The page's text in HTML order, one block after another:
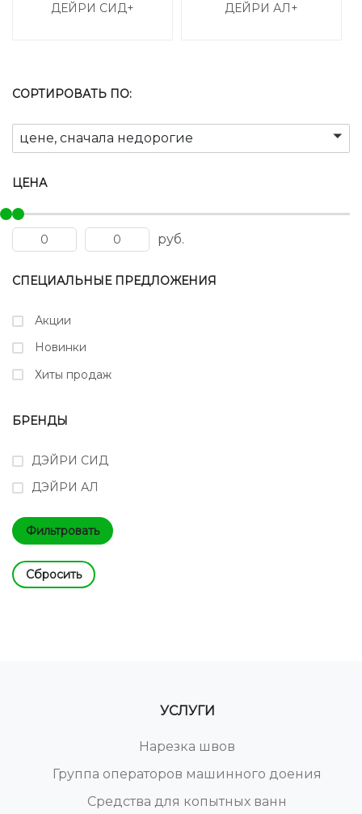
СОРТИРОВАТЬ ПО:
цене, сначала недорогие
ЦЕНА
руб.
СПЕЦИАЛЬНЫЕ ПРЕДЛОЖЕНИЯ
Акции
Новинки
Хиты продаж
БРЕНДЫ
ДЭЙРИ СИД
ДЭЙРИ АЛ
Cбросить
ДЕЙРИ СИД+ ДЕЙРИ АЛ+
УСЛУГИ
Нарезка швов
Группа операторов машинного доения
Средства для копытных ванн